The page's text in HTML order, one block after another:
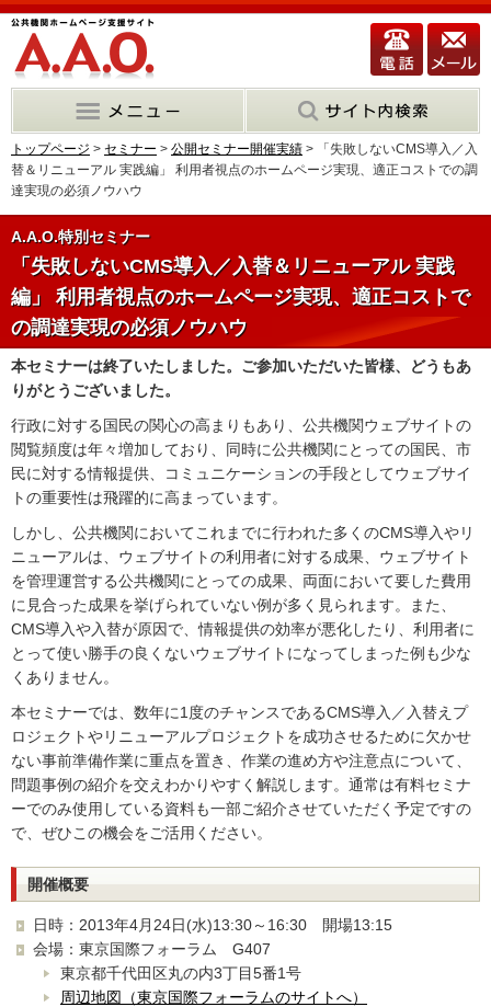
トップページ > セミナー > 公開セミナー開催実績 > 「失敗しないCMS導入／入
替＆リニューアル 実践編」 利用者視点のホームページ実現、適正コストでの調
達実現の必須ノウハウ
A.A.O.特別セミナー
「失敗しないCMS導入／入替＆リニューアル 実践
編」 利用者視点のホームページ実現、適正コストで
の調達実現の必須ノウハウ
本セミナーは終了いたしました。ご参加いただいた皆様、どうもあ
りがとうございました。
行政に対する国民の関心の高まりもあり、公共機関ウェブサイトの
閲覧頻度は年々増加しており、同時に公共機関にとっての国民、市
民に対する情報提供、コミュニケーションの手段としてウェブサイ
トの重要性は飛躍的に高まっています。
しかし、公共機関においてこれまでに行われた多くのCMS導入やリ
ニューアルは、ウェブサイトの利用者に対する成果、ウェブサイト
を管理運営する公共機関にとっての成果、両面において要した費用
に見合った成果を挙げられていない例が多く見られます。また、
CMS導入や入替が原因で、情報提供の効率が悪化したり、利用者に
とって使い勝手の良くないウェブサイトになってしまった例も少な
くありません。
本セミナーでは、数年に1度のチャンスであるCMS導入／入替えプ
ロジェクトやリニューアルプロジェクトを成功させるために欠かせ
ない事前準備作業に重点を置き、作業の進め方や注意点について、
問題事例の紹介を交えわかりやすく解説します。通常は有料セミナ
ーでのみ使用している資料も一部ご紹介させていただく予定ですの
で、ぜひこの機会をご活用ください。
開催概要
日時：2013年4月24日(水)13:30～16:30 開場13:15
会場：東京国際フォーラム G407
東京都千代田区丸の内3丁目5番1号
周辺地図（東京国際フォーラムのサイトへ）